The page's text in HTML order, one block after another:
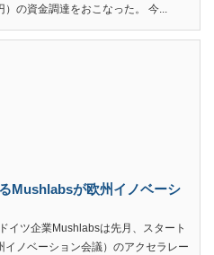
の資金調達をおこなった。 今...
Mushlabsが欧州イノベーシ
イツ企業Mushlabsは先月、スタート
ノベーション会議）のアクセラレー